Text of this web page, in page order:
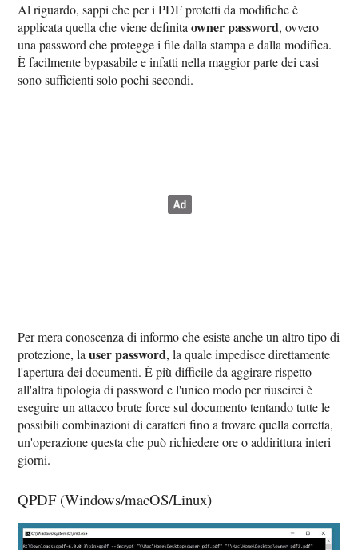
Al riguardo, sappi che per i PDF protetti da modifiche è
applicata quella che viene definitaowner password, ovvero
una password che protegge i file dalla stampa e dalla modifica.
È facilmente bypasabile e infatti nella maggior parte dei casi
sono sufficienti solo pochi secondi.
Per mera conoscenza di informo che esiste anche un altro tipo di
protezione, lauser password, la quale impedisce direttamente
l'apertura dei documenti. È più difficile da aggirare rispetto
all'altra tipologia di password e l'unico modo per riuscirci è
eseguire un attacco brute force sul documento tentando tutte le
possibili combinazioni di caratteri fino a trovare quella corretta,
un'operazione questa che può richiedere ore o addirittura interi
giorni.
QPDF (Windows/macOS/Linux)